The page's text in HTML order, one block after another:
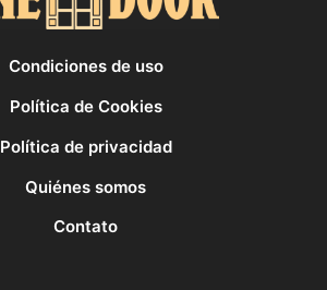
Condiciones de uso
Política de Cookies
Política de privacidad
Quiénes somos
Contato